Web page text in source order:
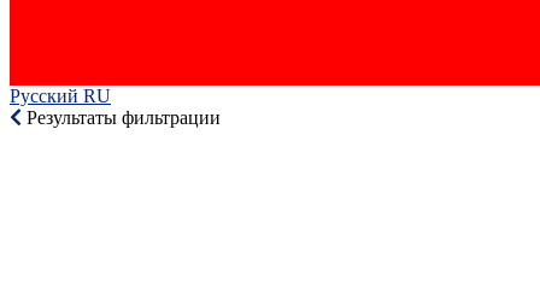
Русский RU‎
Результаты фильтрации